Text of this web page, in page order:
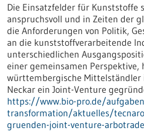
Die Einsatzfelder für Kunststoffe
anspruchsvoll und in Zeiten der
die Anforderungen von Politik,
an die kunststoffverarbeitende
unterschiedlichen
einer gemeinsamen Perspektive,
württembergische Mittelständler
Neckar ein Joint-Venture
https://www.bio-pro.de/
transformation/aktuelles/
gruenden-joint-venture-